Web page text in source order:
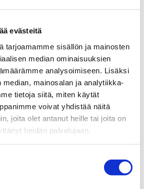
evästeitä
tarjoamamme sisällön ja mainosten
median ominaisuuksien
analysoimiseen. Lisäksi
median, mainosalan ja analytiikka-
tietoja siitä, miten käytät
voivat yhdistää näitä
joita olet antanut heille tai joita on
heidän palvelujaan.
kartan